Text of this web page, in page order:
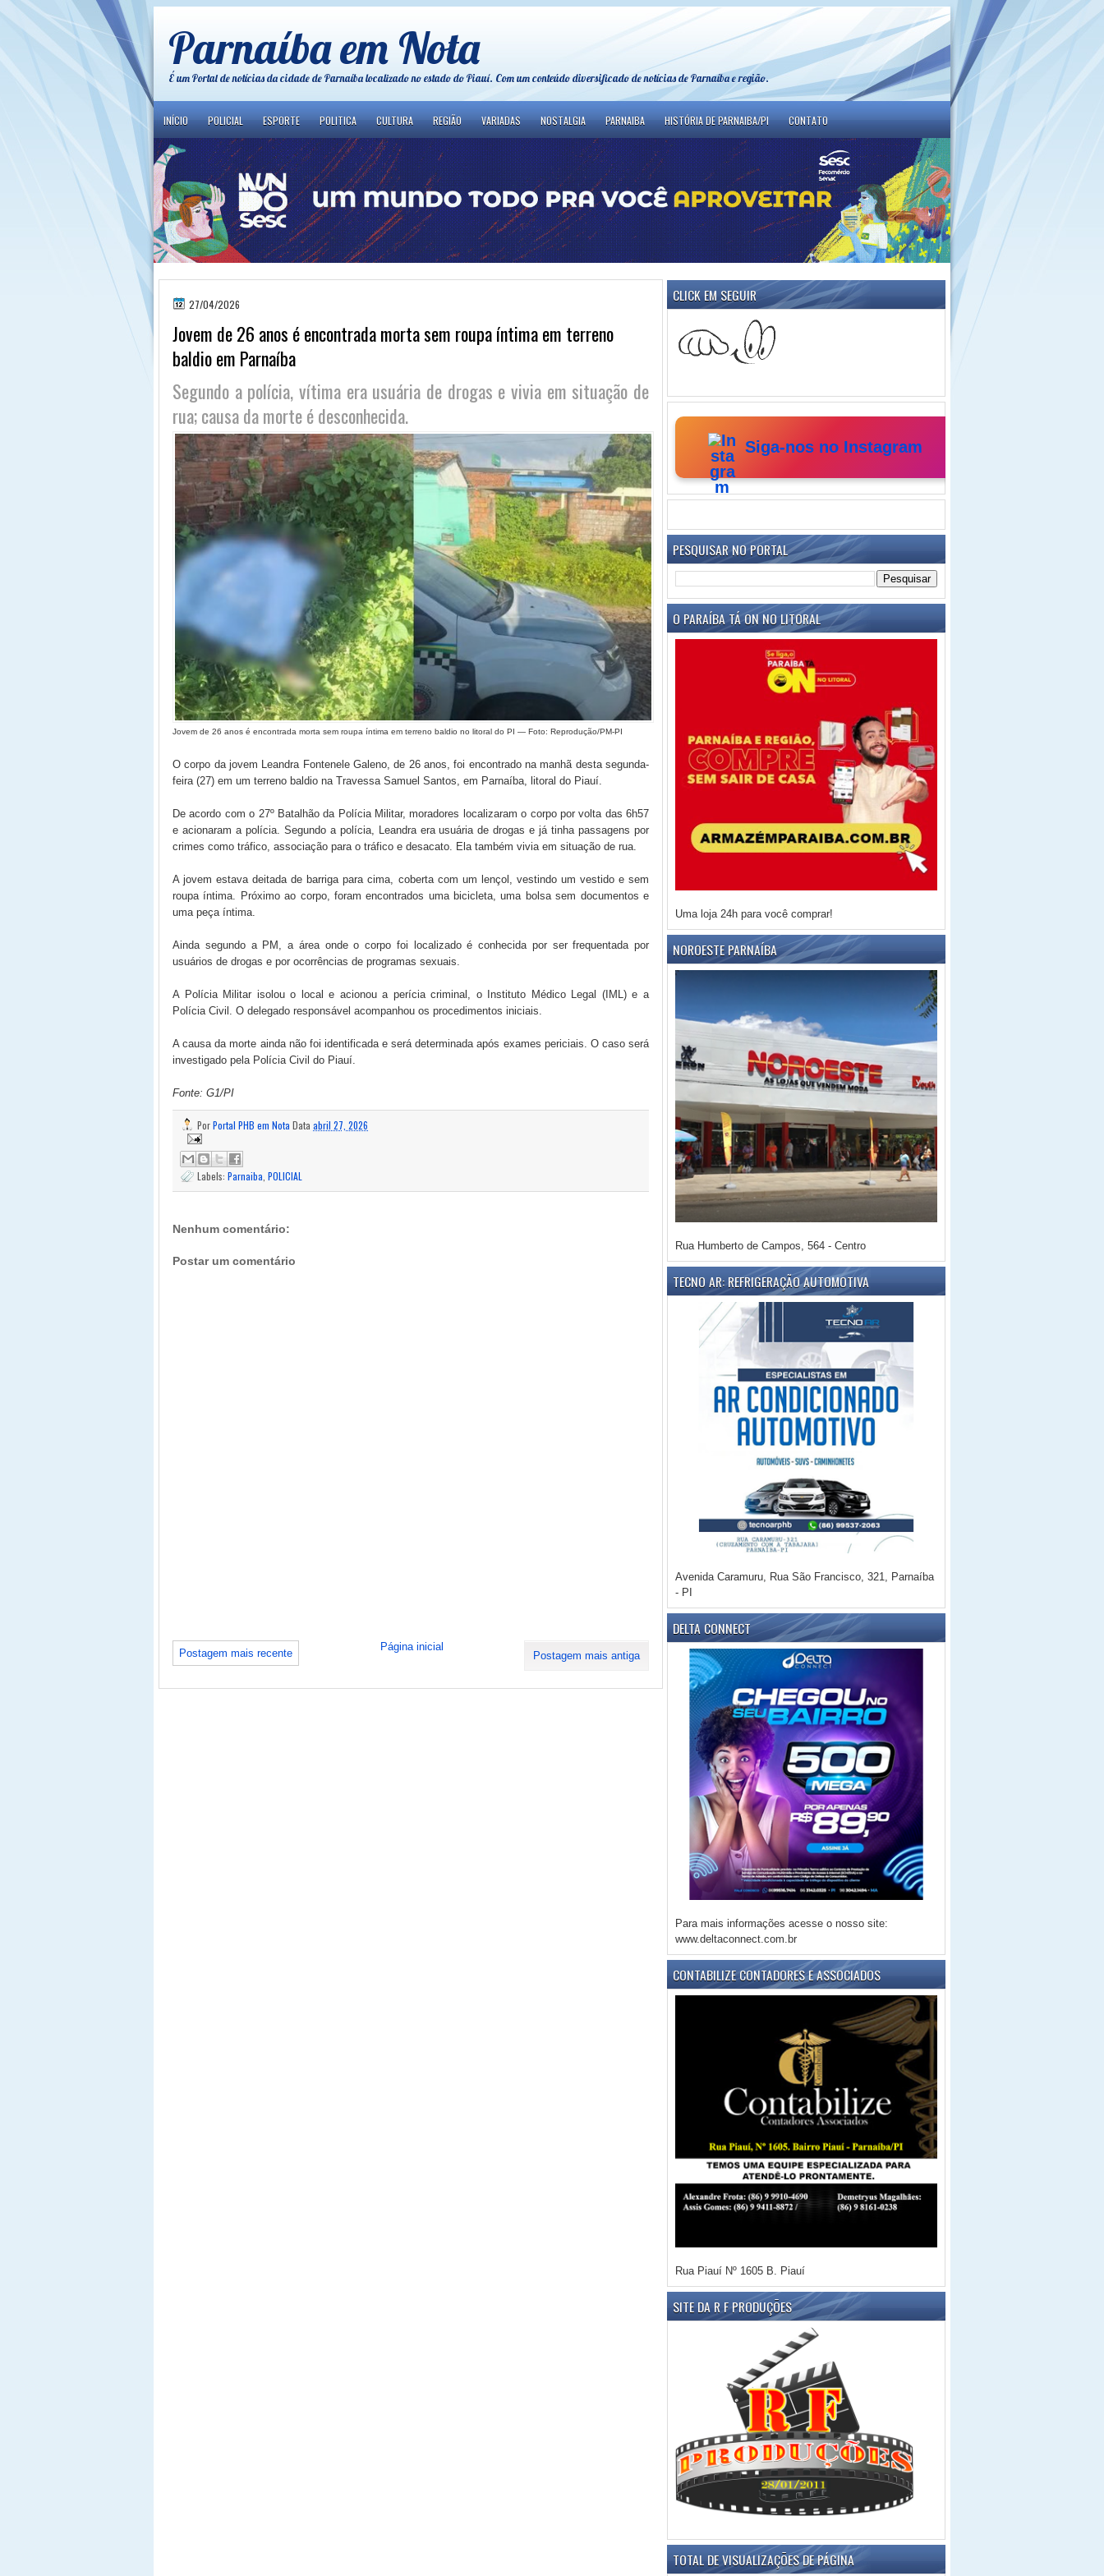
Parnaíba em Nota
É um Portal de notícias da cidade de Parnaíba localizado no estado do Piauí. Com um conteúdo diversificado de notícias de Parnaíba e região.
INÍCIO POLICIAL ESPORTE POLITICA CULTURA REGIÃO VARIADAS NOSTALGIA PARNAIBA HISTÓRIA DE PARNAIBA/PI CONTATO
27/04/2026
Jovem de 26 anos é encontrada morta sem roupa íntima em terreno
baldio em Parnaíba
Segundo a polícia, vítima era usuária de drogas e vivia em situação de
rua; causa da morte é desconhecida.
Jovem de 26 anos é encontrada morta sem roupa íntima em terreno baldio no litoral do PI — Foto: Reprodução/PM-PI
O corpo da jovem Leandra Fontenele Galeno, de 26 anos, foi encontrado na manhã desta segunda-
feira (27) em um terreno baldio na Travessa Samuel Santos, em Parnaíba, litoral do Piauí.
De acordo com o 27º Batalhão da Polícia Militar, moradores localizaram o corpo por volta das 6h57
e acionaram a polícia. Segundo a polícia, Leandra era usuária de drogas e já tinha passagens por
crimes como tráfico, associação para o tráfico e desacato. Ela também vivia em situação de rua.
A jovem estava deitada de barriga para cima, coberta com um lençol, vestindo um vestido e sem
roupa íntima. Próximo ao corpo, foram encontrados uma bicicleta, uma bolsa sem documentos e
uma peça íntima.
Ainda segundo a PM, a área onde o corpo foi localizado é conhecida por ser frequentada por
usuários de drogas e por ocorrências de programas sexuais.
A Polícia Militar isolou o local e acionou a perícia criminal, o Instituto Médico Legal (IML) e a
Polícia Civil. O delegado responsável acompanhou os procedimentos iniciais.
A causa da morte ainda não foi identificada e será determinada após exames periciais. O caso será
investigado pela Polícia Civil do Piauí.
Fonte: G1/PI
PorPortal PHB em Nota Data abril 27, 2026
Labels: Parnaiba POLICIAL
Nenhum comentário:
Postar um comentário
Postagem mais recente Postagem mais antiga
Página inicial
CLICK EM SEGUIR
Siga-nos no Instagram
PESQUISAR NO PORTAL
O PARAÍBA TÁ ON NO LITORAL
Uma loja 24h para você comprar!
NOROESTE PARNAÍBA
Rua Humberto de Campos, 564 - Centro
TECNO AR: REFRIGERAÇÃO AUTOMOTIVA
Avenida Caramuru, Rua São Francisco, 321, Parnaíba
- PI
DELTA CONNECT
Para mais informações acesse o nosso site:
www.deltaconnect.com.br
CONTABILIZE CONTADORES E ASSOCIADOS
Rua Piauí Nº 1605 B. Piauí
SITE DA R F PRODUÇÕES
TOTAL DE VISUALIZAÇÕES DE PÁGINA